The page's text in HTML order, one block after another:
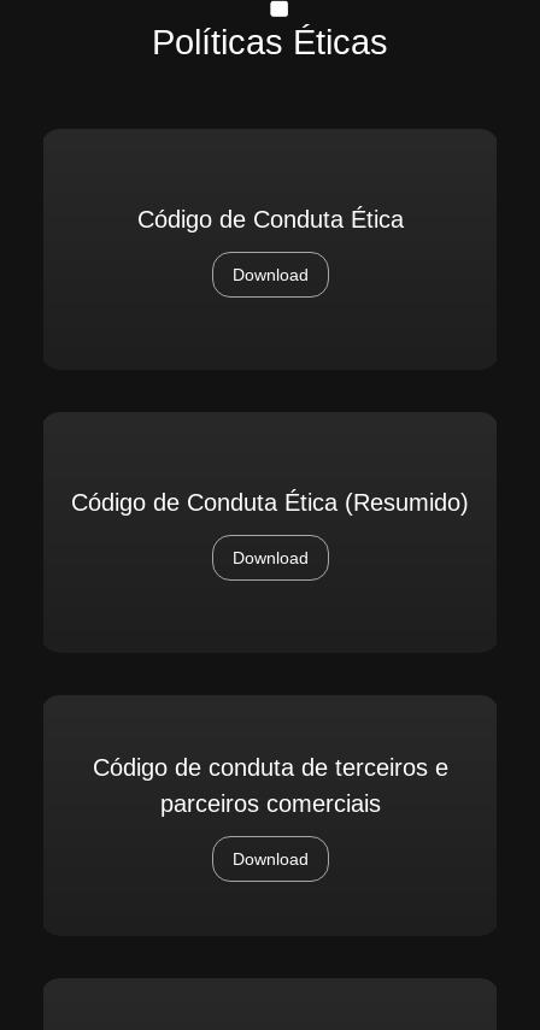
Políticas Éticas
Código de Conduta Ética
Download
Código de Conduta Ética (Resumido)
Download
Código de conduta de terceiros e
parceiros comerciais
Download